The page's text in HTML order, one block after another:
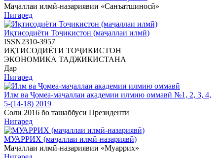
Маҷаллаи илмӣ-назариявии «Санъатшиносӣ»
Нигаред
Иқтисодиёти Тоҷикистон (маҷаллаи илмӣ)
ISSN2310-3957
ИҚТИСОДИЁТИ ТОҶИКИСТОН
ЭКОНОМИКА ТАДЖИКИСТАНА
Дар
Нигаред
Илм ва Ҷомеа-маҷаллаи академии илмию оммавӣ №1, 2, 3, 4,
5-(14-18) 2019
Соли 2016 бо ташаббуси Президенти
Нигаред
МУАРРИХ (маҷаллаи илмӣ-назариявӣ)
Маҷаллаи илмӣ-назариявии «Муаррих»